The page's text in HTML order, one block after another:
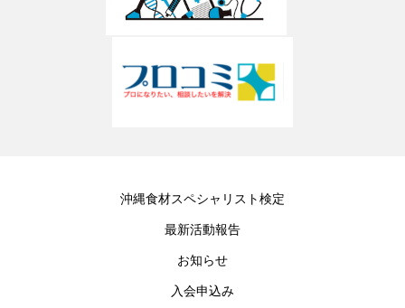
沖縄食材スペシャリスト検定
最新活動報告
お知らせ
入会申込み